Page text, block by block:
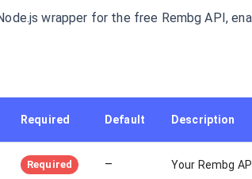
wrapper for the free Rembg API,
Required Default Description
Required – Your Rembg